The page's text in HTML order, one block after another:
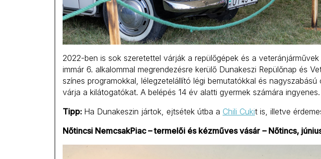
2022-ben is sok szeretettel várják a repülőgépek és a veteránjárművek
immár 6. alkalommal megrendezésre kerülő Dunakeszi Repülőnap és
színes programokkal, lélegzetelállító légi bemutatókkal és
várja a kilátogatókat. A belépés 14 év alatti gyermek számára
Tipp: Ha Dunakeszin jártok, ejtsétek útba a Chili Cukit is, illetve
Nőtincsi NemcsakPiac – termelői és kézműves vásár – Nőtincs,